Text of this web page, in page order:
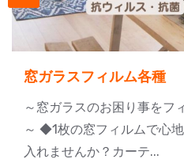
窓ガラスフィルム各種
～窓ガラスのお困り事をフ
～ ◆1枚の窓フィルムで心
入れませんか？カーテ...